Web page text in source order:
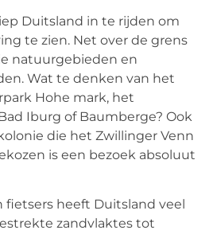
Duitsland in te rijden om
te zien. Net over de grens
natuurgebieden en
Wat te denken van het
Hohe mark, het
Iburg of Baumberge? Ook
die het Zwillinger Venn
is een bezoek absoluut
fietsers heeft Duitsland veel
zandvlaktes tot